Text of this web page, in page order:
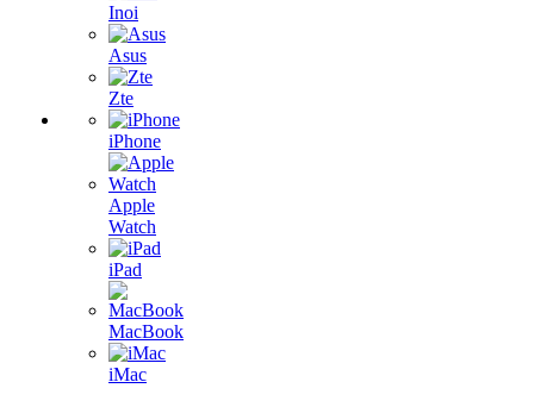
Inoi
Asus
Zte
iPhone
Apple
Watch
iPad
MacBook
iMac